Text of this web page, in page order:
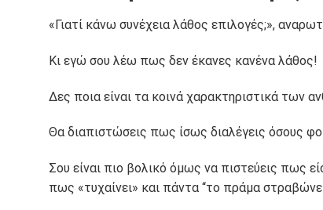
«Γιατί κάνω συνέχεια λάθος επιλογές;»,
Κι εγώ σου λέω πως δεν έκανες κανένα λάθος!
Δες ποια είναι τα κοινά χαρακτηριστικά των
Θα διαπιστώσεις πως ίσως διαλέγεις όσους
Σου είναι πιο βολικό όμως να πιστεύεις πως
πως «τυχαίνει» και πάντα “το πράμα